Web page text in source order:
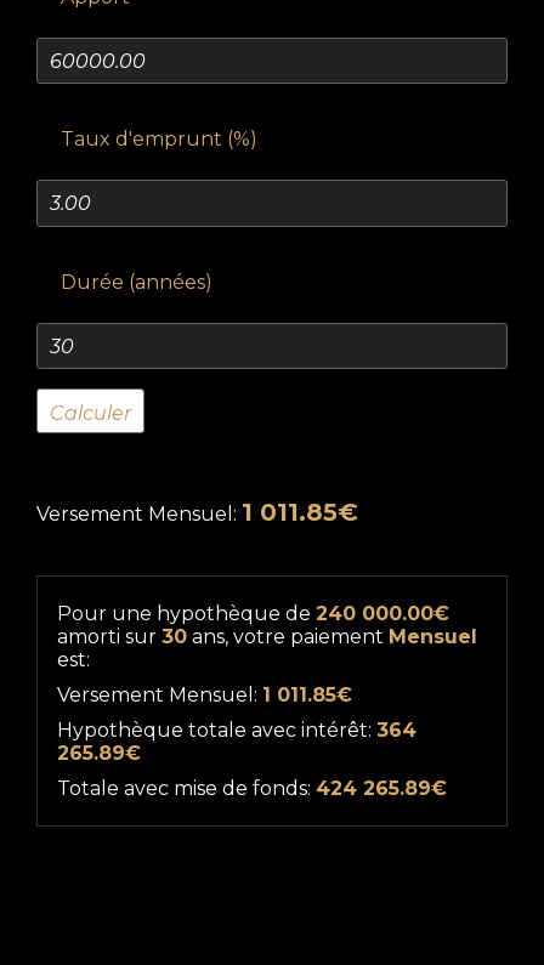
Taux d'emprunt (%)
Durée (années)
Versement Mensuel: 1 011.85€
Pour une hypothèque de 240 000.00€
amorti sur 30 ans, votre paiement Mensuel
est:
Versement Mensuel: 1 011.85€
Hypothèque totale avec intérêt: 364
265.89€
Totale avec mise de fonds: 424 265.89€